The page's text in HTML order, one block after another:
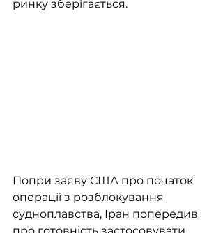
ринку зберігається.
Попри заяву США про початок
операції з розблокування
судноплавства, Іран попередив